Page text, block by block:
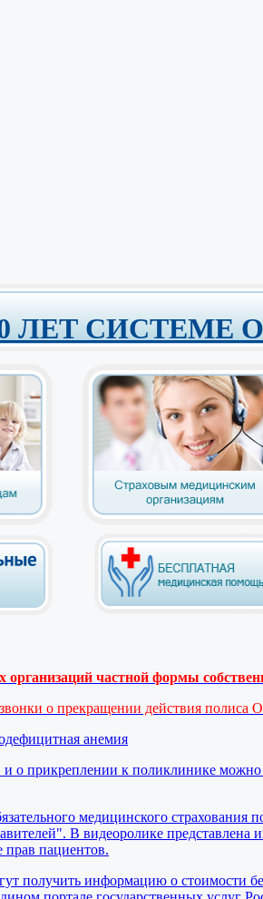
ЛЕТ СИСТЕМЕ
частной формы
о прекращении действия
анемия
о прикреплении к поликлинике
медицинского страхования
В видеоролике
прав пациентов.
получить информацию о стоимости